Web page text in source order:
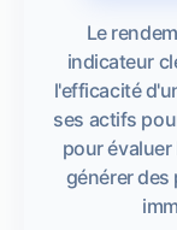
Le
indicateur
l'efficacité
ses actifs
pour évaluer
générer